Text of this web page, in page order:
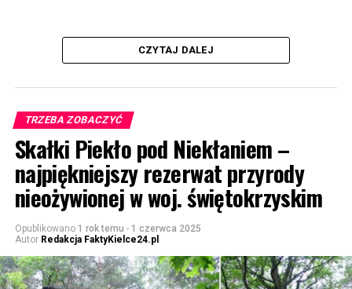
CZYTAJ DALEJ
TRZEBA ZOBACZYĆ
Skałki Piekło pod Niekłaniem –
najpiękniejszy rezerwat przyrody
nieożywionej w woj. świętokrzyskim
Opublikowano 1 rok temu - 1 czerwca 2025
Autor Redakcja FaktyKielce24.pl